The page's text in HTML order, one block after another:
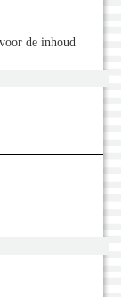
de inhoud